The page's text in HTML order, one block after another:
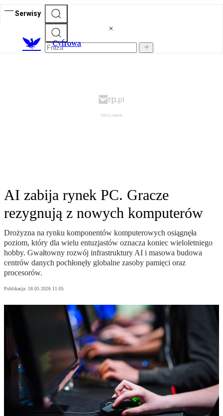
Serwisy
Cyfrowa
AI zabija rynek PC. Gracze
rezygnują z nowych komputerów
Drożyzna na rynku komponentów komputerowych osiągnęła
poziom, który dla wielu entuzjastów oznacza koniec wieloletniego
hobby. Gwałtowny rozwój infrastruktury AI i masowa budowa
centrów danych pochłonęły globalne zasoby pamięci oraz
procesorów.
Publikacja: 18.05.2026 11:05